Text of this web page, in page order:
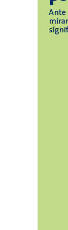
temporada
campeón
entonces
temporada
entre
segundo
finalista de
descensos
dos
los torneos
España SM
unificación
Copa de
Rey se
dará a su
competirán
primer
a la fase
ha sido la
fase de
mejores